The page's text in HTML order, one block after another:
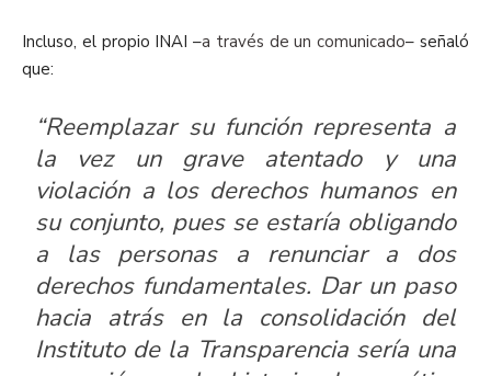
Incluso, el propio INAI –a través de un comunicado– señaló
que:
“Reemplazar su función representa a
la vez un grave atentado y una
violación a los derechos humanos en
su conjunto, pues se estaría obligando
a las personas a renunciar a dos
derechos fundamentales. Dar un paso
hacia atrás en la consolidación del
Instituto de la Transparencia sería una